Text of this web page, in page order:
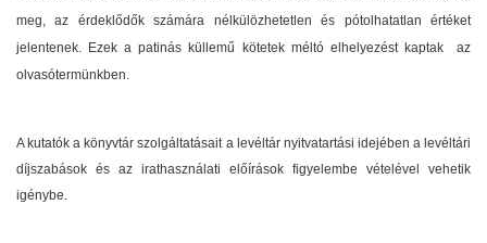
meg, az érdeklődők számára nélkülözhetetlen és pótolhatatlan értéket
jelentenek. Ezek a patinás küllemű kötetek méltó elhelyezést kaptak az
olvasótermünkben.
A kutatók a könyvtár szolgáltatásait a levéltár nyitvatartási idejében a levéltári
díjszabások és az irathasználati előírások figyelembe vételével vehetik
igénybe.